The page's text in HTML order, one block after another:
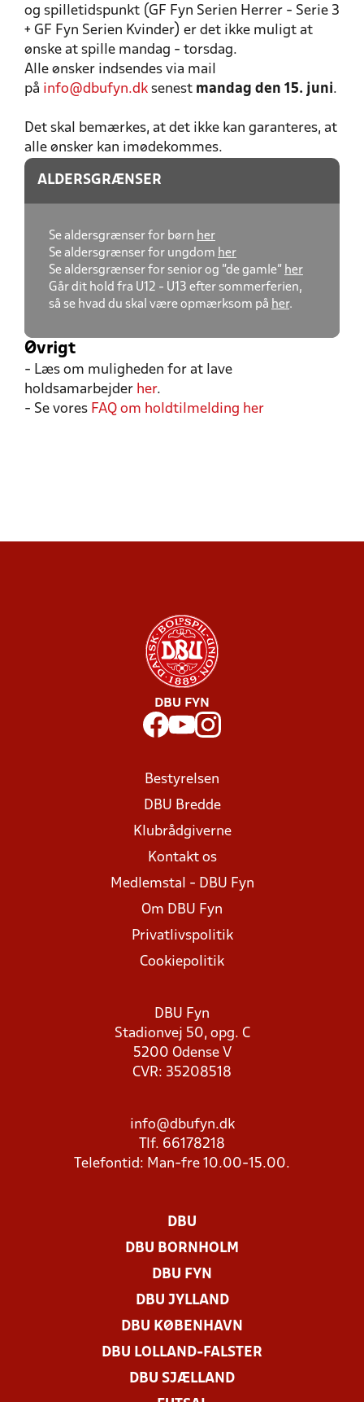
og spilletidspunkt (GF Fyn Serien Herrer - Serie 3
+ GF Fyn Serien Kvinder) er det ikke muligt at
ønske at spille mandag - torsdag.
Alle ønsker indsendes via mail
på info@dbufyn.dk senest mandag den 15. juni.
Det skal bemærkes, at det ikke kan garanteres, at
alle ønsker kan imødekommes.
ALDERSGRÆNSER
Se aldersgrænser for børn her
Se aldersgrænser for ungdom her
Se aldersgrænser for senior og "de gamle" her
Går dit hold fra U12 - U13 efter sommerferien,
så se hvad du skal være opmærksom på her.
Øvrigt
- Læs om muligheden for at lave
holdsamarbejder her.
- Se vores FAQ om holdtilmelding her
DBU FYN
Bestyrelsen
DBU Bredde
Klubrådgiverne
Kontakt os
Medlemstal - DBU Fyn
Om DBU Fyn
Privatlivspolitik
Cookiepolitik
DBU Fyn
Stadionvej 50, opg. C
5200 Odense V
CVR: 35208518
info@dbufyn.dk
Tlf. 66178218
Telefontid: Man-fre 10.00-15.00.
DBU
DBU BORNHOLM
DBU FYN
DBU JYLLAND
DBU KØBENHAVN
DBU LOLLAND-FALSTER
DBU SJÆLLAND